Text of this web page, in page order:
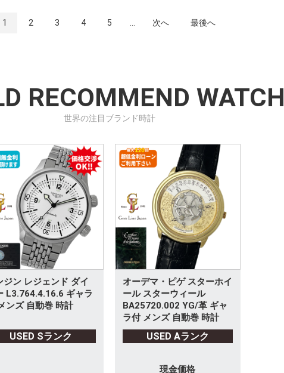
1 2 3 4 5 次へ 最後へ
RECOMMEND WATCH
世界の注目ブランド時計
ジン レジェンド ダイ
L3.764.4.16.6 ギャラ
ンズ 自動巻 時計
USED Sランク
オーデマ・ピゲ スターホイ
ール スターウィール
BA25720.002 YG/革 ギャ
ラ付 メンズ 自動巻 時計
USED Aランク
現金価格